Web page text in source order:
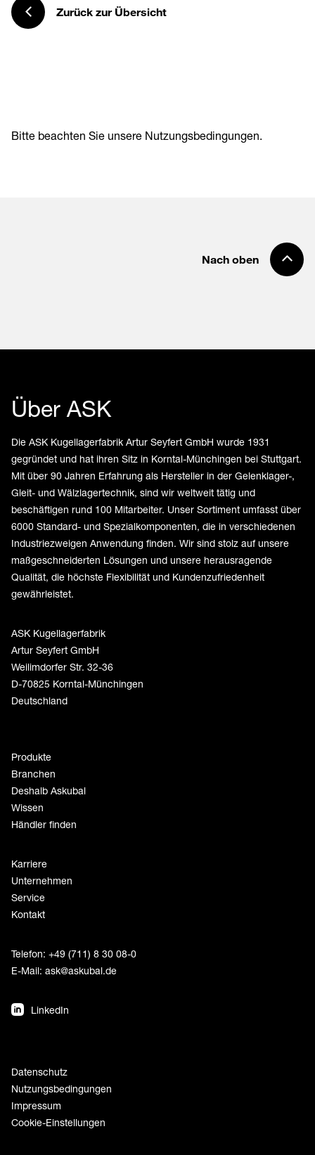
Zurück zur Übersicht
Bitte beachten Sie unsere Nutzungsbedingungen.
Nach oben
Über ASK
Die ASK Kugellagerfabrik Artur Seyfert GmbH wurde 1931
gegründet und hat ihren Sitz in Korntal-Münchingen bei Stuttgart.
Mit über 90 Jahren Erfahrung als Hersteller in der Gelenklager-,
Gleit- und Wälzlagertechnik, sind wir weltweit tätig und
beschäftigen rund 100 Mitarbeiter. Unser Sortiment umfasst über
6000 Standard- und Spezialkomponenten, die in verschiedenen
Industriezweigen Anwendung finden. Wir sind stolz auf unsere
maßgeschneiderten Lösungen und unsere herausragende
Qualität, die höchste Flexibilität und Kundenzufriedenheit
gewährleistet.
ASK Kugellagerfabrik
Artur Seyfert GmbH
Weilimdorfer Str. 32-36
D-70825 Korntal-Münchingen
Deutschland
Produkte
Branchen
Deshalb Askubal
Wissen
Händler finden
Karriere
Unternehmen
Service
Kontakt
Telefon: +49 (711) 8 30 08-0
E-Mail: ask@askubal.de
LinkedIn
Datenschutz
Nutzungsbedingungen
Impressum
Cookie-Einstellungen